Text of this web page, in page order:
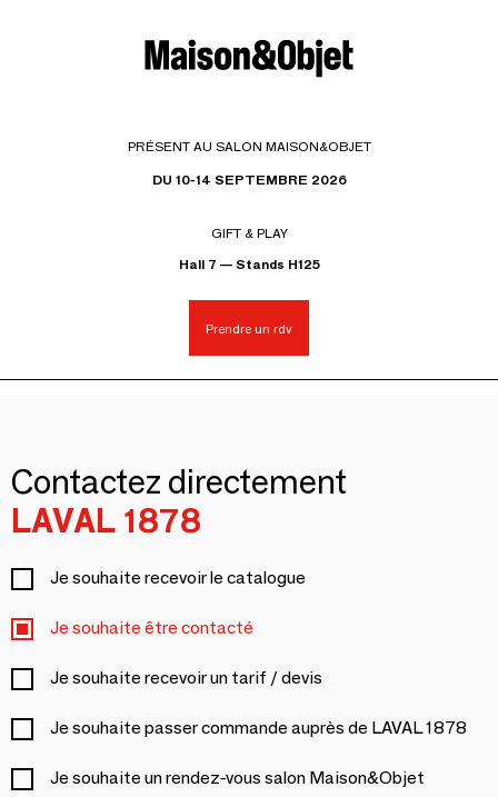
PRÉSENT AU SALON MAISON&OBJET
DU 10-14 SEPTEMBRE 2026
GIFT & PLAY
Hall 7 — Stands H125
Prendre un rdv
Contactez directement
LAVAL 1878
Je souhaite recevoir le catalogue
Je souhaite être contacté
Je souhaite recevoir un tarif / devis
Je souhaite passer commande auprès de LAVAL 1878
Je souhaite un rendez-vous salon Maison&Objet